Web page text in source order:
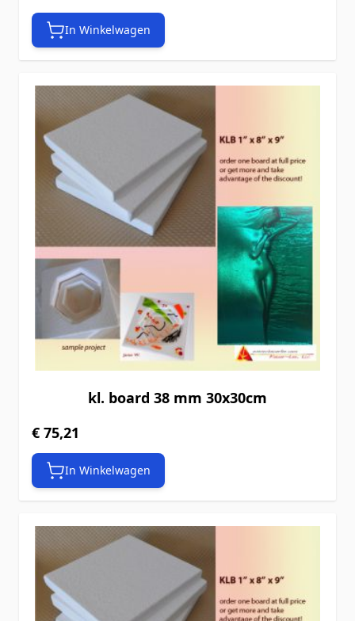
In Winkelwagen
kl. board 38 mm 30x30cm
€ 75,21
In Winkelwagen